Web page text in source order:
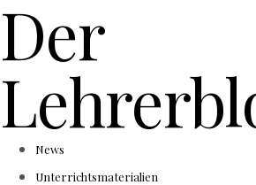
Der
News
Unterrichtsmaterialien